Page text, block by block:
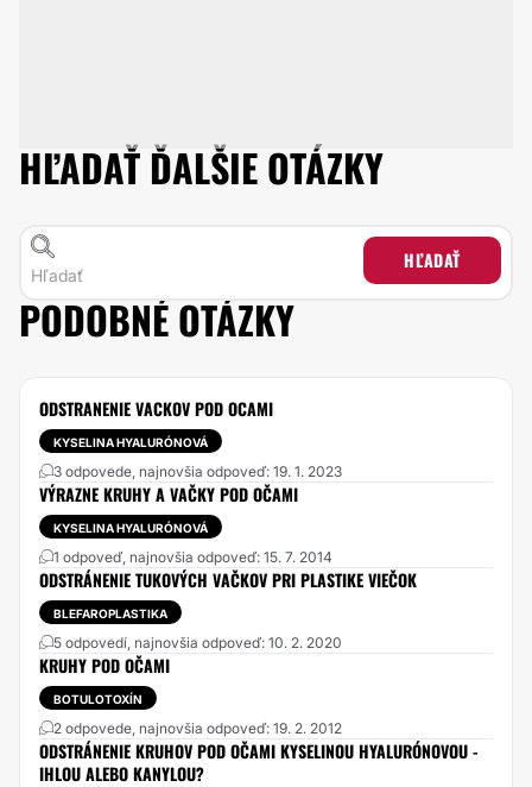
HĽADAŤ ĎALŠIE OTÁZKY
HĽADAŤ
PODOBNÉ OTÁZKY
ODSTRANENIE VACKOV POD OCAMI
KYSELINA HYALURÓNOVÁ
3 odpovede, najnovšia odpoveď: 19. 1. 2023
VÝRAZNE KRUHY A VAČKY POD OČAMI
KYSELINA HYALURÓNOVÁ
1 odpoveď, najnovšia odpoveď: 15. 7. 2014
ODSTRÁNENIE TUKOVÝCH VAČKOV PRI PLASTIKE VIEČOK
BLEFAROPLASTIKA
5 odpovedí, najnovšia odpoveď: 10. 2. 2020
KRUHY POD OČAMI
BOTULOTOXÍN
2 odpovede, najnovšia odpoveď: 19. 2. 2012
ODSTRÁNENIE KRUHOV POD OČAMI KYSELINOU HYALURÓNOVOU -
IHLOU ALEBO KANYLOU?